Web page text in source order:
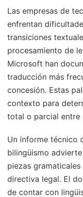
Las empresas de
enfrentan
transiciones
procesamiento de
Microsoft han
traducción más
concesión. Estas
contexto para
total o parcial entre
Un informe técnico
bilingüismo
piezas
directiva legal. El
de contar con